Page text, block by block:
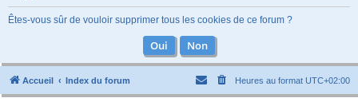
Êtes-vous sûr de vouloir supprimer tous les cookies de ce forum ?
Accueil Index du forum Heures au format UTC+02:00